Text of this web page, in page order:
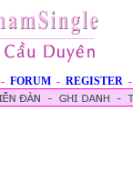
- FORUM - REGISTER -